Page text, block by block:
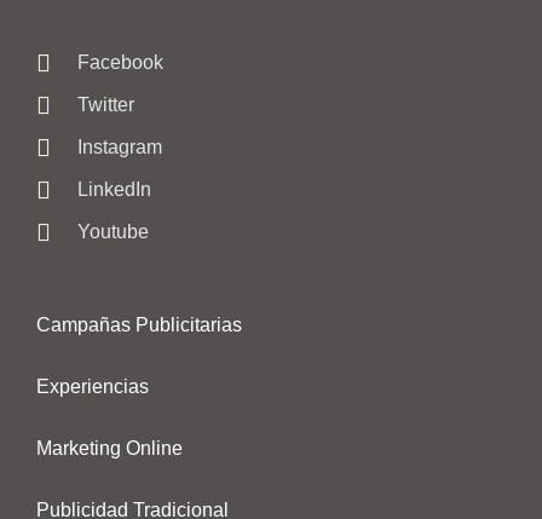
Facebook
Twitter
Instagram
LinkedIn
Youtube
Campañas Publicitarias
Experiencias
Marketing Online
Publicidad Tradicional